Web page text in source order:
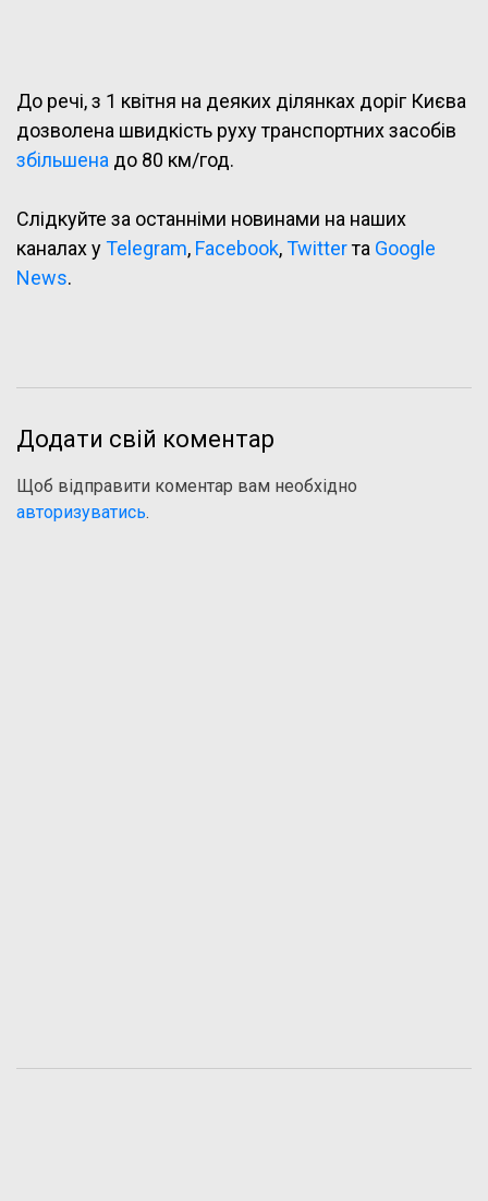
До речі, з 1 квітня на деяких ділянках доріг Києва
дозволена швидкість руху транспортних засобів
збільшена до 80 км/год.
Слідкуйте за останніми новинами на наших
каналах уTelegram, Facebook,Twitterта Google
News.
Додати свій коментар
Щоб відправити коментар вам необхідно
авторизуватись.